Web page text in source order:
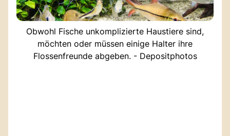
Obwohl Fische unkomplizierte Haustiere sind,
möchten oder müssen einige Halter ihre
Flossenfreunde abgeben. - Depositphotos